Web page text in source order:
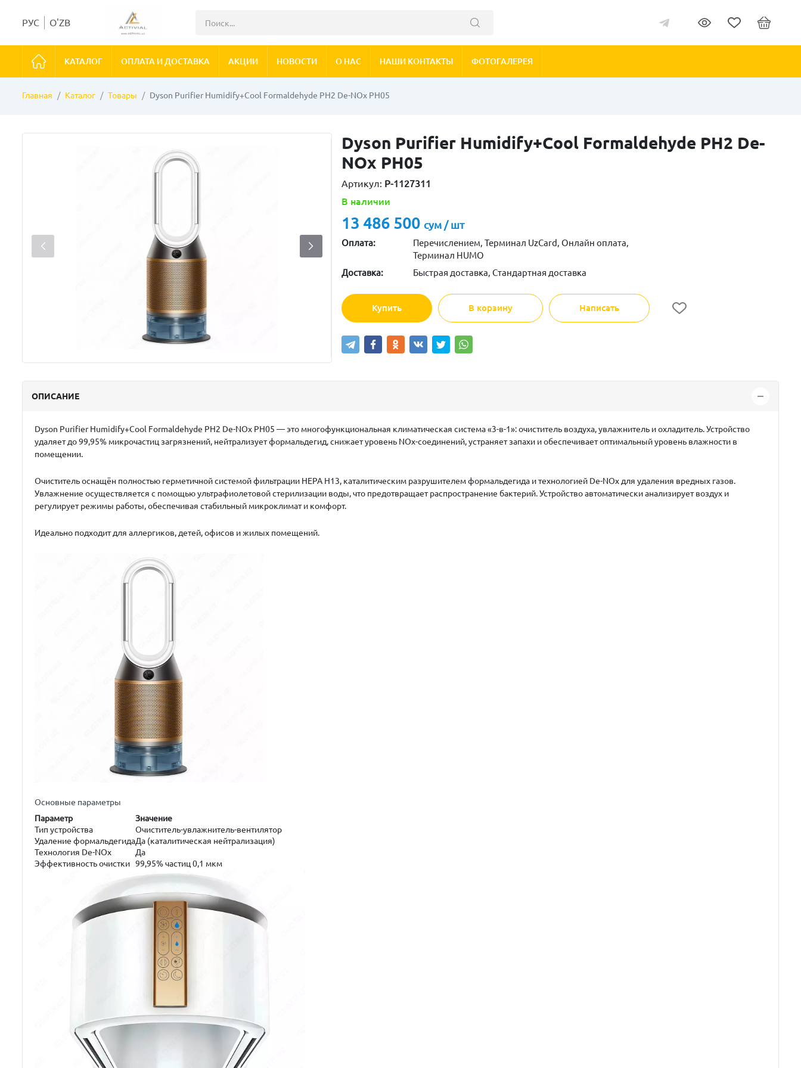
РУС O'ZB
КАТАЛОГ ОПЛАТА И ДОСТАВКА АКЦИИ НОВОСТИ О НАС НАШИ КОНТАКТЫ ФОТОГАЛЕРЕЯ
Главная Каталог Товары Dyson Purifier Humidify+Cool Formaldehyde PH2 De-NOx PH05
Dyson Purifier Humidify+Cool Formaldehyde PH2 De-
NOx PH05
Артикул: P-1127311
В наличии
13 486 500 сум / шт
Оплата:
Перечислением, Терминал UzCard, Онлайн оплата,
Терминал HUMO
Доставка:
Быстрая доставка, Стандартная доставка
Купить В корзину Написать
ОПИСАНИЕ
Dyson Purifier Humidify+Cool Formaldehyde PH2 De-NOx PH05 — это многофункциональная климатическая система «3-в-1»: очиститель воздуха, увлажнитель и охладитель. Устройство
удаляет до 99,95% микрочастиц загрязнений, нейтрализует формальдегид, снижает уровень NOx-соединений, устраняет запахи и обеспечивает оптимальный уровень влажности в
помещении.
Очиститель оснащён полностью герметичной системой фильтрации HEPA H13, каталитическим разрушителем формальдегида и технологией De-NOx для удаления вредных газов.
Увлажнение осуществляется с помощью ультрафиолетовой стерилизации воды, что предотвращает распространение бактерий. Устройство автоматически анализирует воздух и
регулирует режимы работы, обеспечивая стабильный микроклимат и комфорт.
Идеально подходит для аллергиков, детей, офисов и жилых помещений.
Основные параметры
Параметр
Значение
Тип устройства
Очиститель-увлажнитель-вентилятор
Удаление формальдегидаДа (каталитическая нейтрализация)
Технология De-NOx
Да
Эффективность очистки 99,95% частиц 0,1 мкм